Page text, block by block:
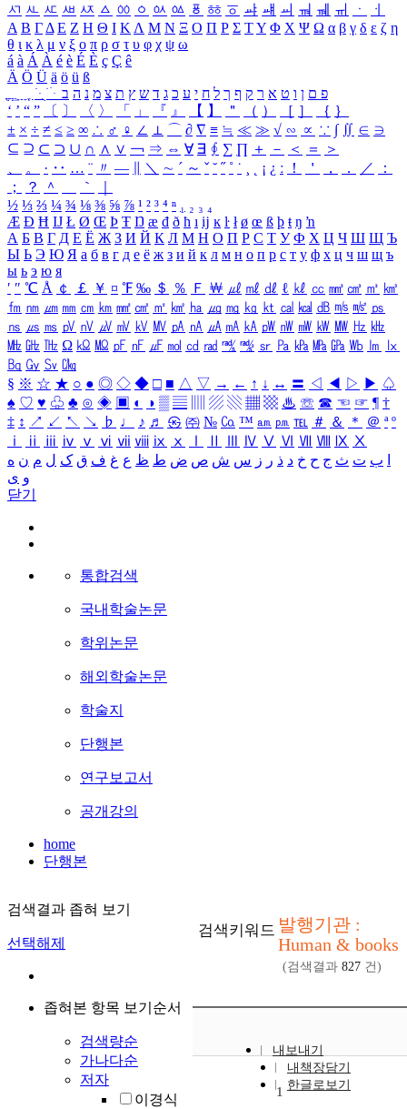
ㅺ ㅻ ㅼ ㅽ ㅾ ㅿ ㆀ ㆁ ㆂ ㆃ ㆄ ㆅ ㆆ ㆇ ㆈ ㆉ ㆊ ㆋ ㆌ ㆍ
ㆎ
Α Β ΓΔ Ε Ζ Η Θ Ι ΚΛ Μ Ν Ξ Ο Π Ρ Σ ΤΥ Φ Χ Ψ Ω α β γ δ ε ζ η
θ ι κ λ μ ν ξ ο π ρ σ τ υ φ χ ψ ω
á à Á À é è É È ç Ç ê
Ä Ö Ü ä ö ü ß
ִֶֹ ֻּ ׁׂ פ ם ן ו ט א ר ק ף ך ל ח י ע כ ג ד ש ץ ת צ מ נ ה ב
‘ ’ “ ” 〔 〕 〈 〉 「 」 『 』 【 】 ＂ （ ） ［ ］ ｛ ｝
± × ÷ ≠ ≤ ≥ ∞ ∴ ♂ ♀ ∠ ⊥ ⌒ ∂ ∇ ≡ ≒ ≪ ≫ √ ∽ ∝ ∵ ∫ ∬ ∈ ∋
⊆ ⊇ ⊂ ⊃ ∪ ∩ ∧ ∨ ￢ ⇒ ⇔ ∀ ∃ ∮ ∑ ∏ ＋ － ＜ ＝
＞
、
。 · ‥ … ¨ 〃 ― ＼ ∼ ´ ～ ˇ ˘ ˝ ˚ ˙ ¸ ¡ ¿ ː ！ ＇ ， ． ／
：
；
？ ＾ ｀
½ ⅓ ⅔ ¼ ¾ ⅛ ⅜ ⅝ ⅞ ¹ ² ³ ⁴ ⁿ ₁ ₂ ₃ ₄
Æ Ð Ħ Ĳ Ł Ø Œ Þ Ŧ Ŋ æ đ ð ħ ı ĳ ĸ ŀ ł ø œ ß þ ŧ ŋ ŉ
А Б В Г Д Е Ё Ж З И Й К Л М Н О П Р С Т У Ф Х Ц Ч Ш Щ Ъ
Ы Ь Э Ю Я а б в г д е ё ж з и й к л м н о п р с т у ф х ц ч ш щ ъ
ы ь э ю я
′ ″ ℃ Å ￠ ￡ ￥ ¤ ℉ ‰ ＄ ％ Ｆ ￦ ㎕ ㎖ ㎗ ℓ ㎘ ㏄ ㎣ ㎤ ㎥ ㎦
㎙ ㎚ ㎛ ㎜ ㎝ ㎞ ㎟ ㎠ ㎡ ㎢ ㏊ ㎍ ㎎ ㎏ ㏏ ㎈ ㎉ ㏈ ㎧ ㎨ ㎰
㎱ ㎲ ㎳ ㎴ ㎵ ㎶ ㎷ ㎸ ㎹ ㎀ ㎁ ㎂ ㎃ ㎄ ㎺ ㎻ ㎽ ㎾ ㎿ ㎐ ㎑
㎒ ㎓ ㎔ Ω ㏀ ㏁ ㎊ ㎋ ㎌ ㏖ ㏅ ㎭ ㎮ ㎯ ㏛ ㎩ ㎪ ㎫ ㎬ ㏝ ㏐
㏓
㏃ ㏉ ㏜ ㏆
§ ※ ☆ ★ ○ ● ◎ ◇ ◆ □ ■ △ ▽ → ← ↑ ↓ ↔ 〓 ◁ ◀ ▷ ▶ ♤
♠ ♡ ♥ ♧ ♣ ⊙ ◈ ▣ ◐ ◑ ▒ ▤ ▨ ▧ ▦ ▩ ♨ ☏ ☎ ☜ ☞ ¶ †
‡ ↕ ↗ ↙ ↖ ↘ ♭ ♩ ♪ ♬ ㉿ ㈜ № ㏇ ™ ㏂ ㏘ ℡ ＃ ＆ ＊ ＠ ª º
ⅰ
ⅱ ⅲ ⅳ ⅴ ⅵ ⅶ ⅷ ⅸ ⅹ Ⅳ Ⅴ Ⅵ Ⅶ Ⅷ Ⅸ Ⅹ
ب ت ث ج ح خ د ذ ر ز س ش ص ض ط ظ ع غ ف ق ک ل م ن ه
و ی
닫기
통합검색
국내학술논문
학위논문
해외학술논문
학술지
단행본
연구보고서
공개강의
home
단행본
검색결과 좁혀 보기
선택해제
좁혀본 항목 보기순서
검색량순
가나다순
저자
이경식
검색키워드 발행기관 :
Human & books
(검색결과 827 건)
내보내기
내책장담기
한글로보기
1